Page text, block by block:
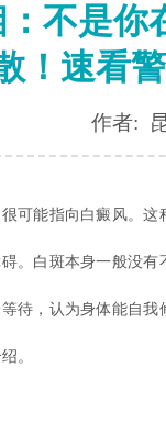
不是你
！速看警
作者:
能指向白癜风。这
。白斑本身一般没有
待，认为身体能自我
。